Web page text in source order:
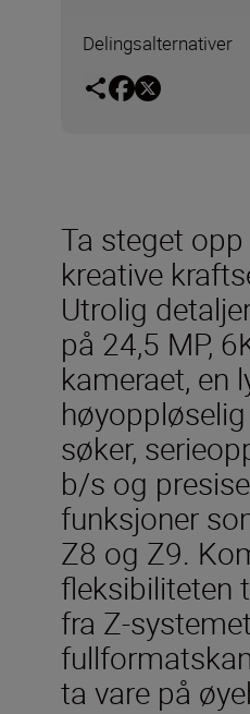
Delingsalternativer
Ta steget
kreative
Utrolig
på 24,5 MP,
kameraet, en
søker,
b/s og
funksjoner
Z8 og Z9.
fleksibiliteten
fra Z-
ta vare på